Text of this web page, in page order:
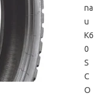
na
u
K6
0
S
C
O